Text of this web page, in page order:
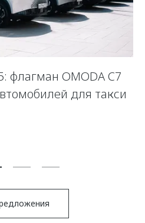
флагман OMODA C7
для такси